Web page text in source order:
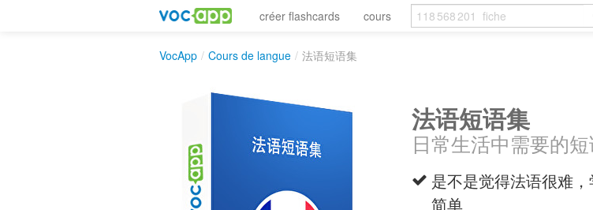
créer flashcards cours
VocApp / Cours de langue / 法语短语集
法语短语集
日常生活中需要的短
是不是觉得法语很难
简单